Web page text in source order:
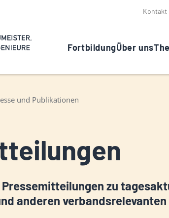
Kontakt
FortbildungÜber uns
und Publikationen
Pressemitteilungen zu
anderen